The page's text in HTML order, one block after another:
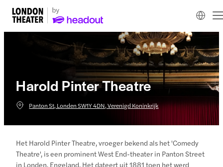
Harold Pinter Theatre
Panton St, Londen SW1Y 4DN, Verenigd Koninkrijk
Het Harold Pinter Theatre, vroeger bekend als het 'Comedy
Theatre', is een prominent West End-theater in Panton Street
in Londen, Engeland. Het dateert uit 1881 toen het werd